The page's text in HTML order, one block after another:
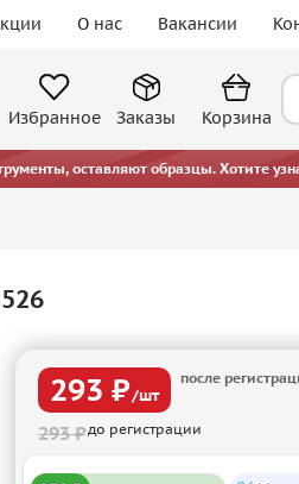
О нас Вакансии
Избранное
Заказы Корзина
оставляют образцы. Хотите
293 ₽/шт
после
293 ₽до регистрации